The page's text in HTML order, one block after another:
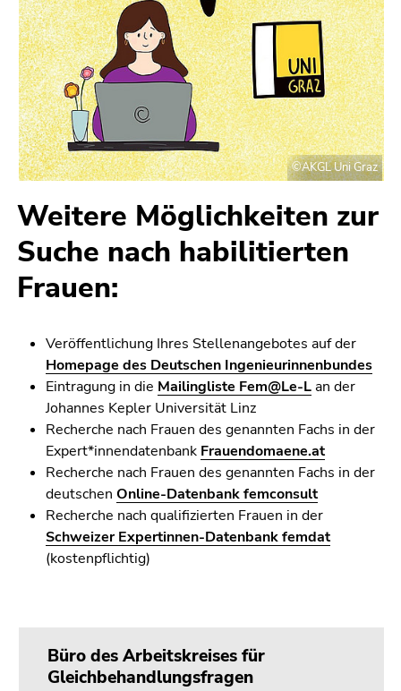
©AKGL Uni Graz
Weitere Möglichkeiten zur
Suche nach habilitierten
Frauen:
Veröffentlichung Ihres Stellenangebotes auf der
Homepage des Deutschen Ingenieurinnenbundes
Eintragung in die Mailingliste Fem@Le-Lan der
Johannes Kepler Universität Linz
Recherche nach Frauen des genannten Fachs in der
Expert*innendatenbank Frauendomaene.at
Recherche nach Frauen des genannten Fachs in der
deutschen Online-Datenbank femconsult
Recherche nach qualifizierten Frauen in der
Schweizer Expertinnen-Datenbank femdat
(kostenpflichtig)
Büro des Arbeitskreises für
Gleichbehandlungsfragen